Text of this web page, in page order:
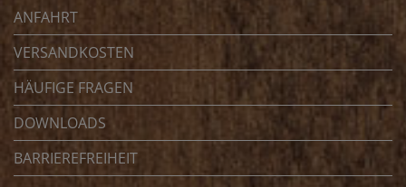
ANFAHRT
VERSANDKOSTEN
HÄUFIGE FRAGEN
DOWNLOADS
BARRIEREFREIHEIT